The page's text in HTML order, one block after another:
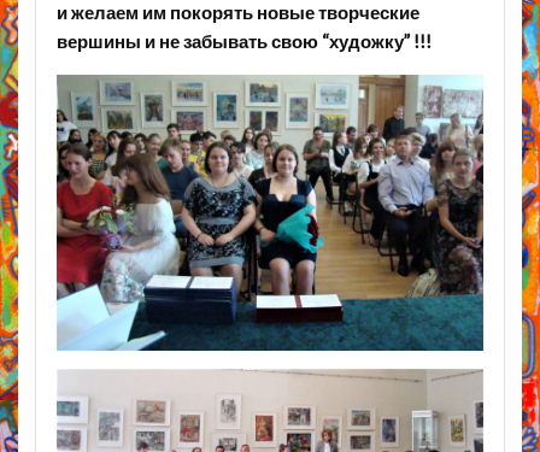
и желаем им покорять новые творческие
вершины и не забывать свою “художку” !!!